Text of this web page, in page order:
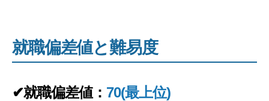
就職偏差値と難易度
✔就職偏差値： 70(最上位)